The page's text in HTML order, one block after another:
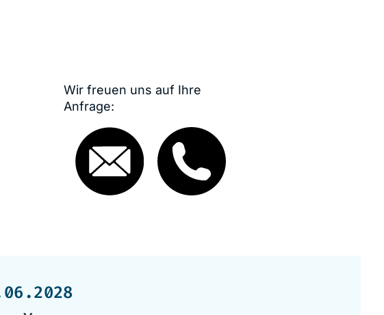
Wir freuen uns auf Ihre
Anfrage: